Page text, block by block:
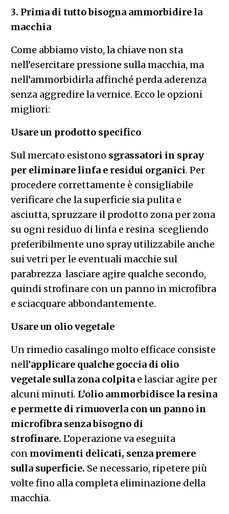
3. Prima di tutto bisogna ammorbidire la
macchia
Come abbiamo visto, la chiave non sta
nell’esercitare pressione sulla macchia, ma
nell’ammorbidirla affinché perda aderenza
senza aggredire la vernice. Ecco le opzioni
migliori:
Usare un prodotto specifico
Sul mercato esistono sgrassatori in spray
per eliminare linfa e residui organici. Per
procedere correttamente è consigliabile
verificare che la superficie sia pulita e
asciutta, spruzzare il prodotto zona per zona
su ogni residuo di linfa e resina  scegliendo
preferibilmente uno spray utilizzabile anche
sui vetri per le eventuali macchie sul
parabrezza  lasciare agire qualche secondo,
quindi strofinare con un panno in microfibra
e sciacquare abbondantemente.
Usare un olio vegetale
Un rimedio casalingo molto efficace consiste
nell’applicare qualche goccia di olio
vegetale sulla zona colpitae lasciar agire per
alcuni minuti. L’olio ammorbidisce la resina
e permette di rimuoverla con un panno in
microfibra senza bisogno di
strofinare. L’operazione va eseguita
con movimenti delicati, senza premere
sulla superficie. Se necessario, ripetere più
volte fino alla completa eliminazione della
macchia.